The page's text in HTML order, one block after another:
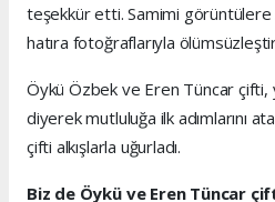
teşekkür etti. Samimi görüntülere
hatıra fotoğraflarıyla
Öykü Özbek ve Eren Tüncar çifti,
diyerek mutluluğa ilk adımlarını
çifti alkışlarla uğurladı.
Biz de Öykü ve Eren Tüncar